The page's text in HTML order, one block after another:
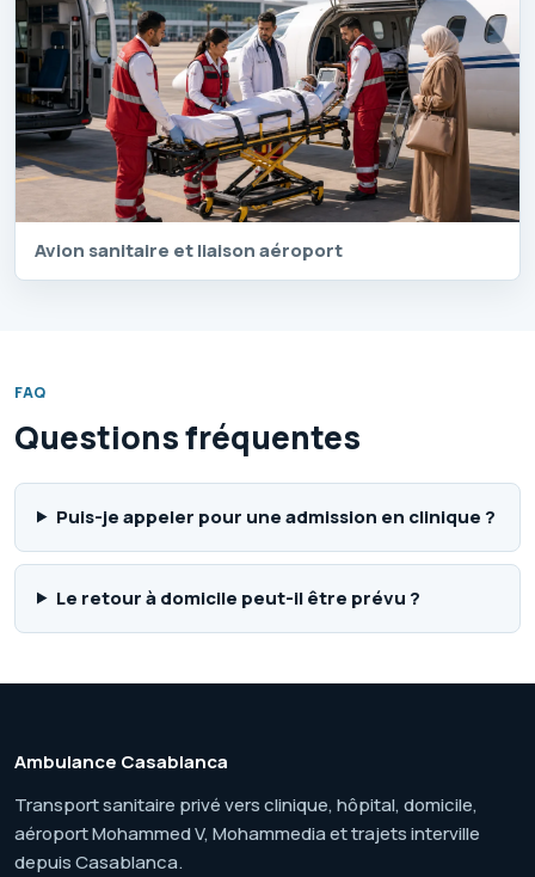
Avion sanitaire et liaison aéroport
FAQ
Questions fréquentes
Puis-je appeler pour une admission en clinique ?
Le retour à domicile peut-il être prévu ?
Ambulance Casablanca
Transport sanitaire privé vers clinique, hôpital, domicile,
aéroport Mohammed V, Mohammedia et trajets interville
depuis Casablanca.